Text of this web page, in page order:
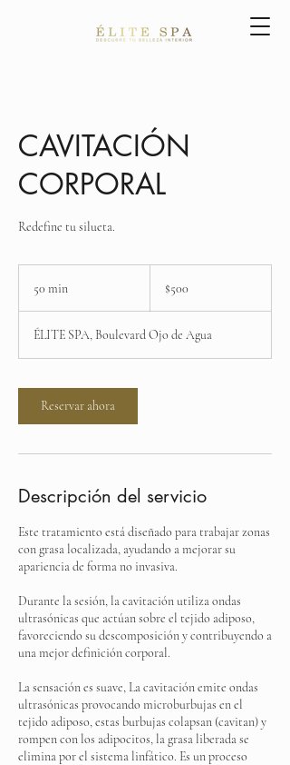
CAVITACIÓN
CORPORAL
Redefine tu silueta.
50 min
m
i
mexicanos
$500
ÉLITE SPA, Boulevard Ojo de Agua
Reservar ahora
Descripción del servicio
Este tratamiento está diseñado para trabajar zonas
con grasa localizada, ayudando a mejorar su
apariencia de forma no invasiva.
Durante la sesión, la cavitación utiliza ondas
ultrasónicas que actúan sobre el tejido adiposo,
favoreciendo su descomposición y contribuyendo a
una mejor definición corporal.
La sensación es suave, La cavitación emite ondas
ultrasónicas provocando microburbujas en el
tejido adiposo, estas burbujas colapsan (cavitan) y
rompen con los adipocitos, la grasa liberada se
elimina por el sistema linfático. Es un proceso